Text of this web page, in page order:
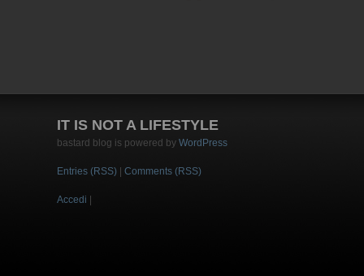
IT IS NOT A LIFESTYLE
bastard blog is powered by WordPress
Entries (RSS) Comments (RSS)
Accedi